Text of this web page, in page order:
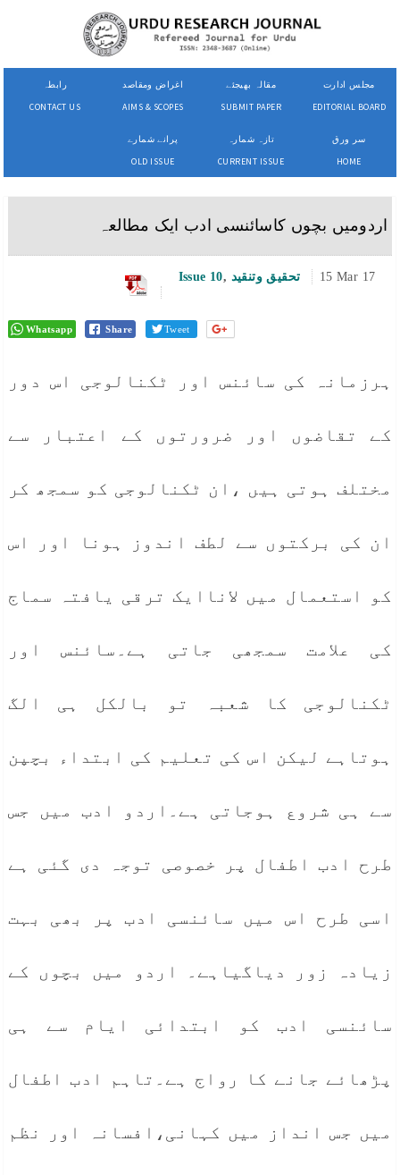
رابطہ
CONTACT US
اغراض ومقاصد
AIMS & SCOPES
مقالہ بھیجئے
SUBMIT PAPER
مجلس ادارت
EDITORIAL BOARD
پرانے شمارے
OLD ISSUE
تازہ شمارہ
CURRENT ISSUE
سر ورق
HOME
اردومیں بچوں کاسائنسی ادب ایک مطالعہ
Issue 10, تحقیق وتنقید 15 Mar 17
Whatsapp Share Tweet
ہرزمانہ کی سائنس اور ٹکنالوجی اس دور
کے تقاضوں اور ضرورتوں کے اعتبار سے
مختلف ہوتی ہیں ،ان ٹکنالوجی کو سمجھ کر
ان کی برکتوں سے لطف اندوز ہونا اور اس
کو استعمال میں لاناایک ترقی یافتہ سماج
کی علامت سمجھی جاتی ہے۔سائنس اور
ٹکنالوجی کا شعبہ تو بالکل ہی الگ
ہوتاہے لیکن اس کی تعلیم کی ابتداء بچپن
سے ہی شروع ہوجاتی ہے۔اردو ادب میں جس
طرح ادب اطفال پر خصوصی توجہ دی گئی ہے
اسی طرح اس میں سائنسی ادب پر بھی بہت
زیادہ زور دیاگیاہے۔ اردو میں بچوں کے
سائنسی ادب کو ابتدائی ایام سے ہی
پڑھائے جانے کا رواج ہے۔تاہم ادب اطفال
میں جس انداز میں کہانی،افسانہ اور نظم